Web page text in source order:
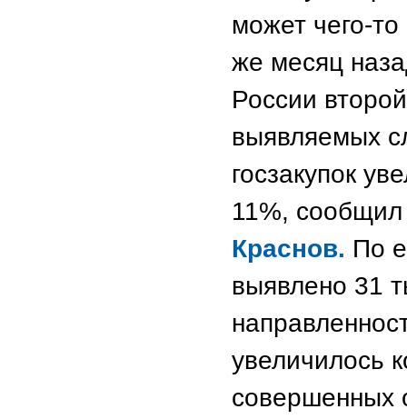
может чего-
же месяц
России
выявляемых
госзакупок
11%,
Краснов. По
выявлено 31
увеличилось
совершенных